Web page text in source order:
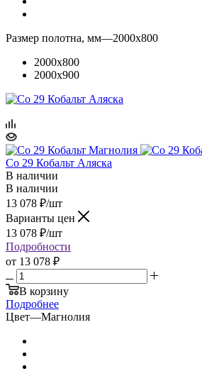
Размер полотна, мм—2000x800
2000x800
2000x900
Co 29 Кобальт Аляска
В наличии
В наличии
13 078 ₽/шт
Варианты цен
13 078 ₽/шт
Подробности
от 13 078 ₽
В корзину
Подробнее
Цвет—Магнолия